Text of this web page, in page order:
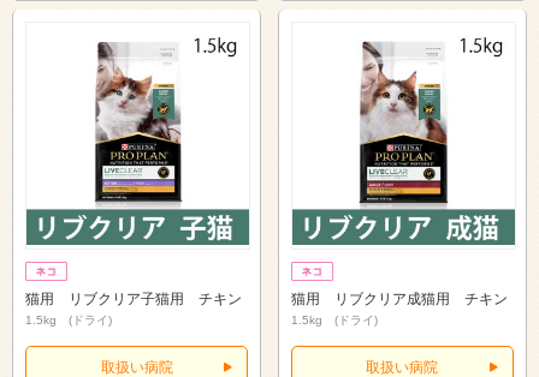
猫用 リブクリア子猫用 チキン
1.5kg (ドライ)
取扱い病院
猫用 リブクリア成猫用 チキン
1.5kg (ドライ)
取扱い病院